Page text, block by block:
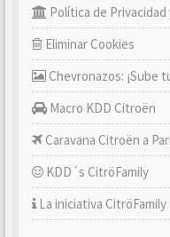
Política de Privacidad
Eliminar Cookies
Chevronazos: ¡Sube
Macro KDD Citroën
Caravana Citroën a
KDD´s CitröFamily
La iniciativa CitröFamily